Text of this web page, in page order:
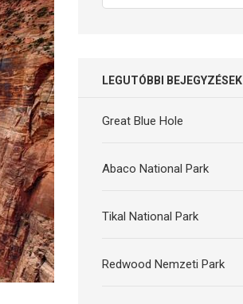
for:
LEGUTÓBBI BEJEGYZÉSEK
Great Blue Hole
Abaco National Park
Tikal National Park
Redwood Nemzeti Park